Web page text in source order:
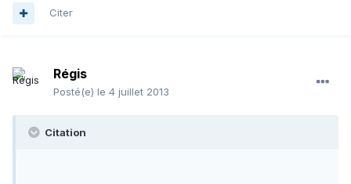
Citer
Régis
Posté(e) le 4 juillet 2013
Citation